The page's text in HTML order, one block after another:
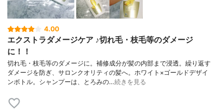
4.00
エクストラダメージケア ♪切れ毛・枝毛等のダメージ
に！！
切れ毛・枝毛等のダメージに。補修成分が髪の内部まで浸透。繰り返す
ダメージを防ぎ、サロンクオリティの髪へ。ホワイト×ゴールドデザイ
ンボトル。シャンプーは、とろみの…続きを見る